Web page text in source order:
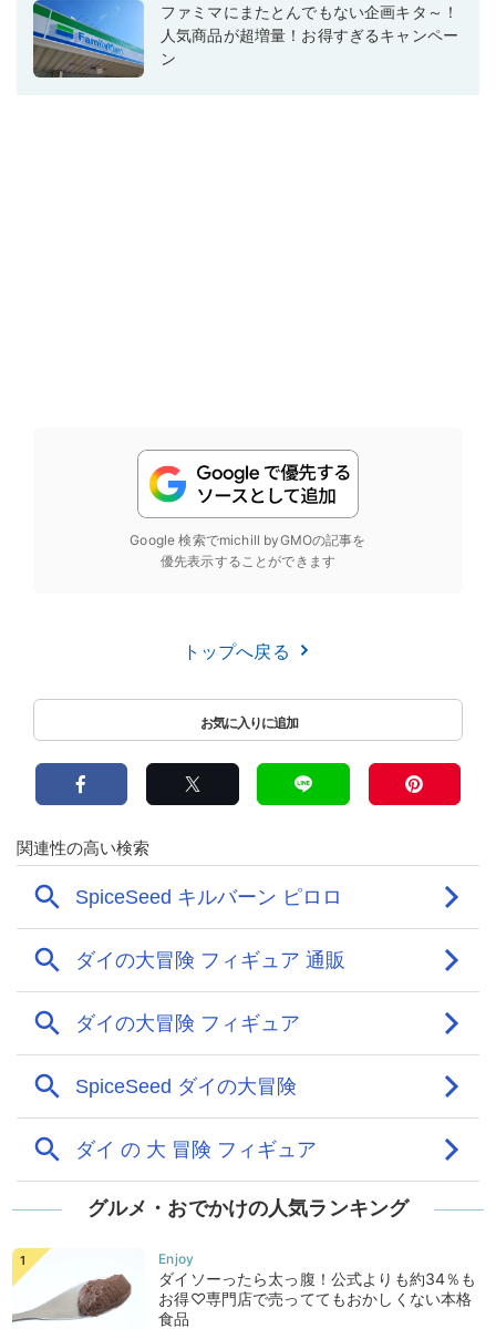
ファミマにまたとんでもない企画キタ～！
人気商品が超増量！お得すぎるキャンペー
ン
Google 検索でmichill byGMOの記事を
優先表示することができます
トップへ戻る
グルメ・おでかけの人気ランキング
ダイソーったら太っ腹！公式よりも約34％も
お得♡専門店で売っててもおかしくない本格
食品